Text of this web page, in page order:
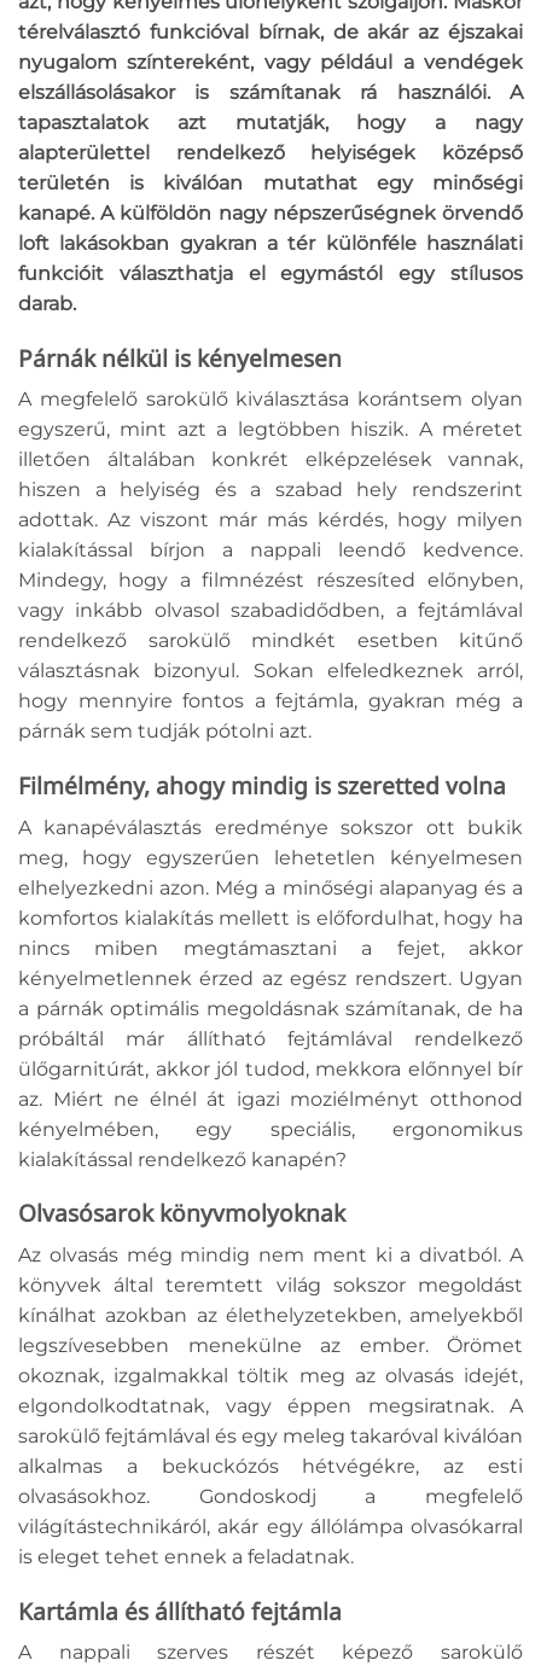
térelválasztó funkcióval bírnak, de akár az éjszakai
nyugalom színtereként, vagy például a vendégek
elszállásolásakor is számítanak rá használói. A
tapasztalatok azt mutatják, hogy a nagy
alapterülettel rendelkező helyiségek középső
területén is kiválóan mutathat egy minőségi
kanapé. A külföldön nagy népszerűségnek örvendő
loft lakásokban gyakran a tér különféle használati
funkcióit választhatja el egymástól egy stílusos
darab.
Párnák nélkül is kényelmesen
A megfelelő sarokülő kiválasztása korántsem olyan
egyszerű, mint azt a legtöbben hiszik. A méretet
illetően általában konkrét elképzelések vannak,
hiszen a helyiség és a szabad hely rendszerint
adottak. Az viszont már más kérdés, hogy milyen
kialakítással bírjon a nappali leendő kedvence.
Mindegy, hogy a filmnézést részesíted előnyben,
vagy inkább olvasol szabadidődben, a fejtámlával
rendelkező sarokülő mindkét esetben kitűnő
választásnak bizonyul. Sokan elfeledkeznek arról,
hogy mennyire fontos a fejtámla, gyakran még a
párnák sem tudják pótolni azt.
Filmélmény, ahogy mindig is szeretted volna
A kanapéválasztás eredménye sokszor ott bukik
meg, hogy egyszerűen lehetetlen kényelmesen
elhelyezkedni azon. Még a minőségi alapanyag és a
komfortos kialakítás mellett is előfordulhat, hogy ha
nincs miben megtámasztani a fejet, akkor
kényelmetlennek érzed az egész rendszert. Ugyan
a párnák optimális megoldásnak számítanak, de ha
próbáltál már állítható fejtámlával rendelkező
ülőgarnitúrát, akkor jól tudod, mekkora előnnyel bír
az. Miért ne élnél át igazi moziélményt otthonod
kényelmében, egy speciális, ergonomikus
kialakítással rendelkező kanapén?
Olvasósarok könyvmolyoknak
Az olvasás még mindig nem ment ki a divatból. A
könyvek által teremtett világ sokszor megoldást
kínálhat azokban az élethelyzetekben, amelyekből
legszívesebben menekülne az ember. Örömet
okoznak, izgalmakkal töltik meg az olvasás idejét,
elgondolkodtatnak, vagy éppen megsiratnak. A
sarokülő fejtámlával és egy meleg takaróval kiválóan
alkalmas a bekuckózós hétvégékre, az esti
olvasásokhoz. Gondoskodj a megfelelő
világítástechnikáról, akár egy állólámpa olvasókarral
is eleget tehet ennek a feladatnak.
Kartámla és állítható fejtámla
A nappali szerves részét képező sarokülő